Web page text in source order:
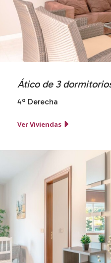
Ático de 3
4º Derecha
Ver Viviendas